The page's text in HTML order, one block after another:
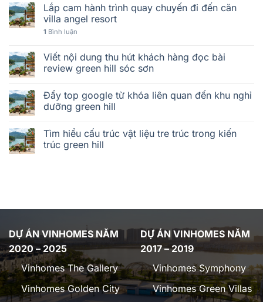
Lắp cam hành trình quay chuyến đi đến căn
villa angel resort
1 Bình luận
Viết nội dung thu hút khách hàng đọc bài
review green hill sóc sơn
Đẩy top google từ khóa liên quan đến khu nghỉ
dưỡng green hill
Tìm hiểu cấu trúc vật liệu tre trúc trong kiến
trúc green hill
DỰ ÁN VINHOMES NĂM
2020 – 2025
Vinhomes The Gallery
Vinhomes Golden City
DỰ ÁN VINHOMES NĂM
2017 – 2019
Vinhomes Symphony
Vinhomes Green Villas